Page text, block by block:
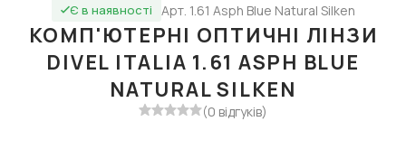
Є в наявності Арт. 1.61 Asph Blue Natural Silken
КОМП'ЮТЕРНІ ОПТИЧНІ ЛІНЗИ
DIVEL ITALIA 1.61 ASPH BLUE
NATURAL SILKEN
(0 відгуків)